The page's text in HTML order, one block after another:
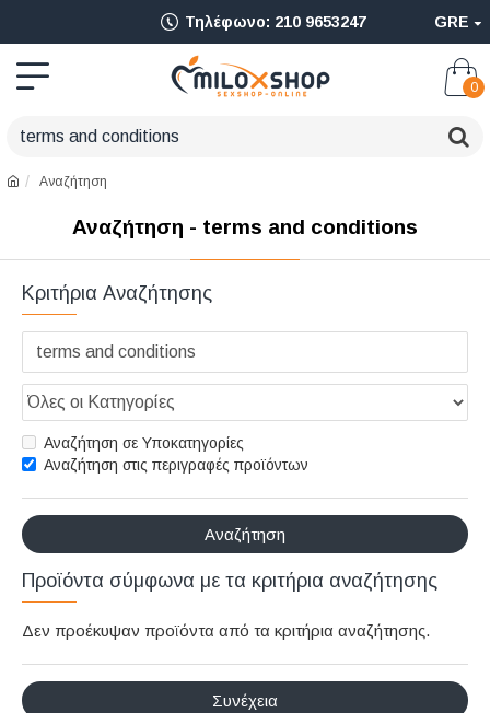
Ολοκληρωμένο
Adult
Shop
για
Sex
όπως
Δονητές,
Είδη
BDSM
Ερωτικά
Είδη
Διακριτική
αποστολή,
επώνυμα
Brands
και
χιλιάδες
επιλογές
Τηλέφωνο: 210 9653247 GRE
0
Αναζήτηση
Αναζήτηση - terms and conditions
Κριτήρια Αναζήτησης
Αναζήτηση σε Υποκατηγορίες
Αναζήτηση στις περιγραφές προϊόντων
Αναζήτηση
Προϊόντα σύμφωνα με τα κριτήρια αναζήτησης
Δεν προέκυψαν προϊόντα από τα κριτήρια αναζήτησης.
Συνέχεια